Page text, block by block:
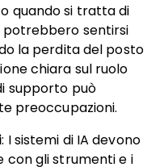
quando si tratta di
potrebbero sentirsi
la perdita del posto
chiara sul ruolo
supporto può
preoccupazioni.
: I sistemi di IA devono
gli strumenti e i